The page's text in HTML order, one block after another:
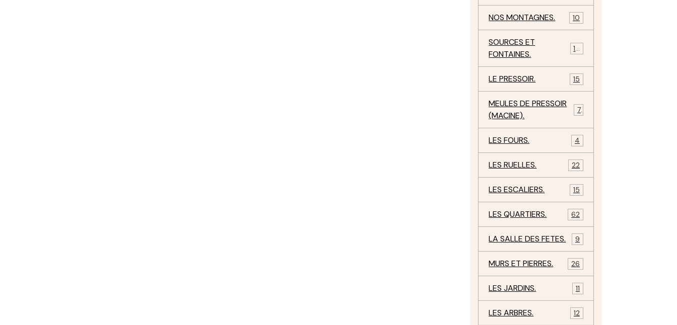
NOS MONTAGNES. 10
SOURCES ET
FONTAINES.
10
LE PRESSOIR. 15
MEULES DE PRESSOIR
(MACINE).
7
LES FOURS. 4
LES RUELLES. 22
LES ESCALIERS. 15
LES QUARTIERS. 62
LA SALLE DES FETES. 9
MURS ET PIERRES. 26
LES JARDINS. 11
LES ARBRES. 12